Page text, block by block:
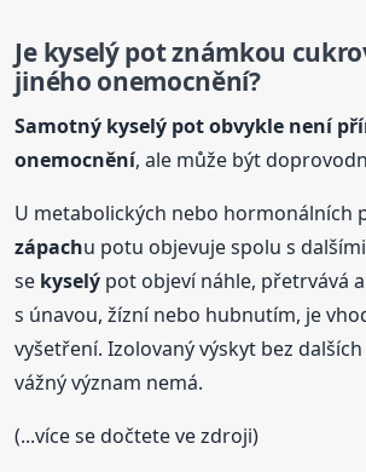
Je kyselýpot známkou
jiného onemocnění?
Samotný kyselý pot obvykle není
onemocnění, ale může být
U metabolických nebo hormonálních
zápachu potu objevuje spolu s
se kyselý pot objeví náhle, přetrvává
s únavou, žízní nebo hubnutím, je
vyšetření. Izolovaný výskyt bez
vážný význam nemá.
(...více se dočtete ve zdroji)